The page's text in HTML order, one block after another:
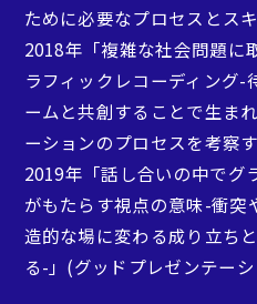
小林 章
ために必要なプロセスとスキ
2018年「複雑な社会問題に
ラフィックレコーディング-
ームと共創することで生ま
ーションのプロセスを考察す
2019年「話し合いの中でグ
がもたらす視点の意味-衝突
造的な場に変わる成り立ち
る-」(グッドプレゼンテー